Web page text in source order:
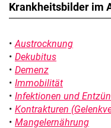
Krankheitsbilder im
Austrocknung
Dekubitus
Demenz
Immobilität
Infektionen und
Kontrakturen
Mangelernährung